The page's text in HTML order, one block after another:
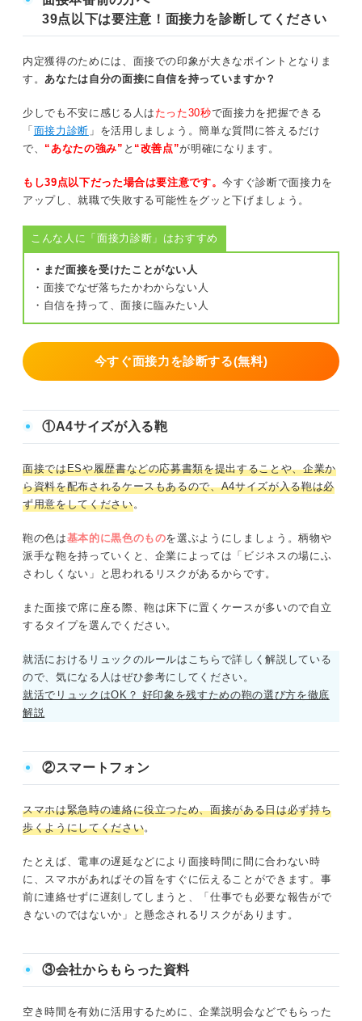
39点以下は要注意！面接力を診断してください
内定獲得のためには、面接での印象が大きなポイントとなりま
す。 あなたは自分の面接に自信を持っていますか？
少しでも不安に感じる人は たった30秒で面接力を把握できる
「 面接力診断 」を活用しましょう。簡単な質問に答えるだけ
で、 “あなたの強み” と “改善点”が明確になります。
もし39点以下だった場合は要注意です。今すぐ診断で面接力を
アップし、就職で失敗する可能性をグッと下げましょう。
こんな人に「面接力診断」はおすすめ
・まだ面接を受けたことがない人
・面接でなぜ落ちたかわからない人
・自信を持って、面接に臨みたい人
今すぐ面接力を診断する(無料)
①A4サイズが入る鞄
面接ではESや履歴書などの応募書類を提出することや、企業か
ら資料を配布されるケースもあるので、A4サイズが入る鞄は必
ず用意をしてください。
鞄の色は基本的に黒色のものを選ぶようにしましょう。柄物や
派手な鞄を持っていくと、企業によっては「ビジネスの場にふ
さわしくない」と思われるリスクがあるからです。
また面接で席に座る際、鞄は床下に置くケースが多いので自立
するタイプを選んでください。
就活におけるリュックのルールはこちらで詳しく解説している
ので、気になる人はぜひ参考にしてください。
就活でリュックはOK？ 好印象を残すための鞄の選び方を徹底
解説
②スマートフォン
スマホは緊急時の連絡に役立つため、面接がある日は必ず持ち
歩くようにしてください。
たとえば、電車の遅延などにより面接時間に間に合わない時
に、スマホがあればその旨をすぐに伝えることができます。事
前に連絡せずに遅刻してしまうと、「仕事でも必要な報告がで
きないのではないか」と懸念されるリスクがあります。
③会社からもらった資料
空き時間を有効に活用するために、企業説明会などでもらった